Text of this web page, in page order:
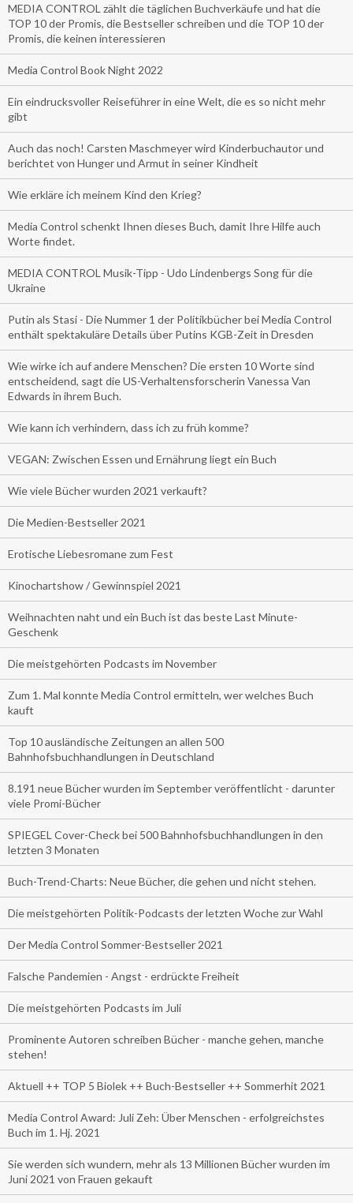
MEDIA CONTROL zählt die täglichen Buchverkäufe und hat die
TOP 10 der Promis, die Bestseller schreiben und die TOP 10 der
Promis, die keinen interessieren
Media Control Book Night 2022
Ein eindrucksvoller Reiseführer in eine Welt, die es so nicht mehr
gibt
Auch das noch! Carsten Maschmeyer wird Kinderbuchautor und
berichtet von Hunger und Armut in seiner Kindheit
Wie erkläre ich meinem Kind den Krieg?
Media Control schenkt Ihnen dieses Buch, damit Ihre Hilfe auch
Worte findet.
MEDIA CONTROL Musik-Tipp - Udo Lindenbergs Song für die
Ukraine
Putin als Stasi - Die Nummer 1 der Politikbücher bei Media Control
enthält spektakuläre Details über Putins KGB-Zeit in Dresden
Wie wirke ich auf andere Menschen? Die ersten 10 Worte sind
entscheidend, sagt die US-Verhaltensforscherin Vanessa Van
Edwards in ihrem Buch.
Wie kann ich verhindern, dass ich zu früh komme?
VEGAN: Zwischen Essen und Ernährung liegt ein Buch
Wie viele Bücher wurden 2021 verkauft?
Die Medien-Bestseller 2021
Erotische Liebesromane zum Fest
Kinochartshow / Gewinnspiel 2021
Weihnachten naht und ein Buch ist das beste Last Minute-
Geschenk
Die meistgehörten Podcasts im November
Zum 1. Mal konnte Media Control ermitteln, wer welches Buch
kauft
Top 10 ausländische Zeitungen an allen 500
Bahnhofsbuchhandlungen in Deutschland
8.191 neue Bücher wurden im September veröffentlicht - darunter
viele Promi-Bücher
SPIEGEL Cover-Check bei 500 Bahnhofsbuchhandlungen in den
letzten 3 Monaten
Buch-Trend-Charts: Neue Bücher, die gehen und nicht stehen.
Die meistgehörten Politik-Podcasts der letzten Woche zur Wahl
Der Media Control Sommer-Bestseller 2021
Falsche Pandemien - Angst - erdrückte Freiheit
Die meistgehörten Podcasts im Juli
Prominente Autoren schreiben Bücher - manche gehen, manche
stehen!
Aktuell ++ TOP 5 Biolek ++ Buch-Bestseller ++ Sommerhit 2021
Media Control Award: Juli Zeh: Über Menschen - erfolgreichstes
Buch im 1. Hj. 2021
Sie werden sich wundern, mehr als 13 Millionen Bücher wurden im
Juni 2021 von Frauen gekauft